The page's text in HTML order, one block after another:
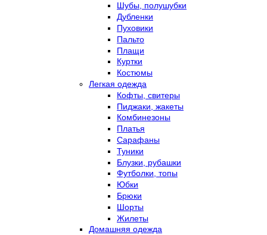
Шубы, полушубки
Дубленки
Пуховики
Пальто
Плащи
Куртки
Костюмы
Легкая одежда
Кофты, свитеры
Пиджаки, жакеты
Комбинезоны
Платья
Сарафаны
Туники
Блузки, рубашки
Футболки, топы
Юбки
Брюки
Шорты
Жилеты
Домашняя одежда